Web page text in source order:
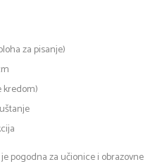
za pisanje)
kredom)
pogodna za učionice i obrazovne